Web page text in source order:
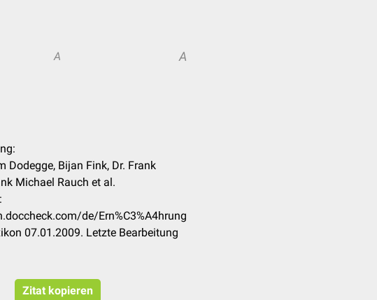
A A
Dodegge, Bijan Fink, Dr. Frank
Michael Rauch et al.
de/Ern%C3%A4hrung
07.01.2009. Letzte Bearbeitung
Zitat kopieren